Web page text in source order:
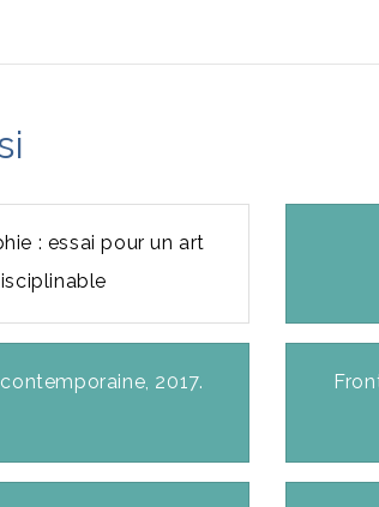
: essai pour un art
2017.